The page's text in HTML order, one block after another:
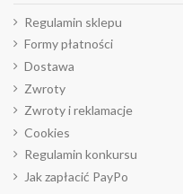
Regulamin sklepu
Formy płatności
Dostawa
Zwroty
Zwroty i reklamacje
Cookies
Regulamin konkursu
Jak zapłacić PayPo